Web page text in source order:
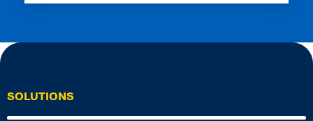
SOLUTIONS